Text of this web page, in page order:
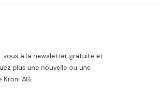
vous à la newsletter gratuite et
plus une nouvelle ou une
AG.